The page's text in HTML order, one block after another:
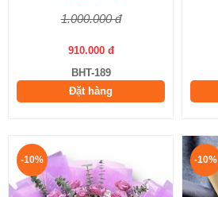
1.000.000 đ
910.000 đ
BHT-189
Đặt hàng
-10% -10%